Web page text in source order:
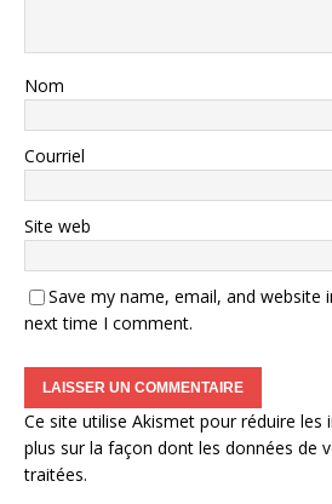
Nom
Courriel
Site web
Save my name, email, and website
next time I comment.
Ce site utilise Akismet pour réduire les
plus sur la façon dont les données de
traitées.